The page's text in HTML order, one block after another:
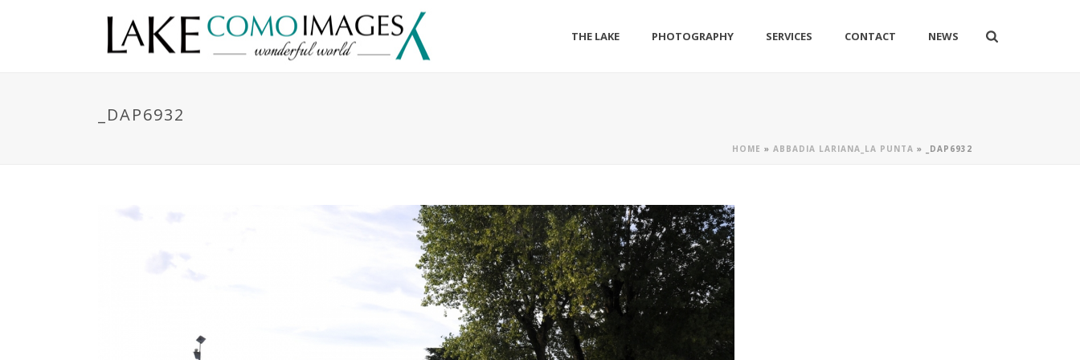
THE LAKE PHOTOGRAPHY SERVICES CONTACT NEWS
_DAP6932
HOME » ABBADIA LARIANA_LA PUNTA » _DAP6932